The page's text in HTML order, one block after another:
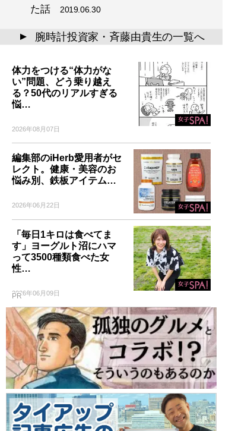
た話 2019.06.30
▲ 腕時計投資家・斉藤由貴生の一覧へ
体力をつける“体力がな
い”問題、どう乗り越え
る？50代のリアルすぎる
悩…
2026年08月07日
編集部のiHerb愛用者がセ
レクト。健康・美容のお
悩み別、鉄板アイテム…
2026年06月22日
「毎日1キロは食べてま
す」ヨーグルト沼にハマ
って3500種類食べた女
性…
2026年06月09日
PR